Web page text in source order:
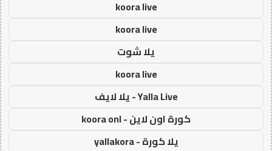
koora live
koora live
يلا شوت
koora live
Yalla Live - يلا لايف
كورة اون لاين - koora onl
يلا كورة - yallakora